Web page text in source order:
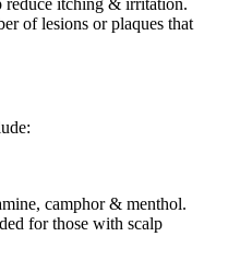
of lesions or plaques that
camphor & menthol.
for those with scalp